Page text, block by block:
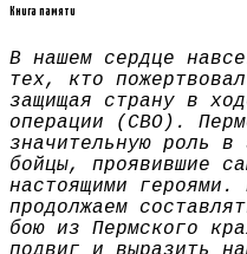
Книга памяти
В нашем сердце
тех, кто
защищая страну в
операции (СВО).
значительную роль
бойцы, проявившие
настоящими
продолжаем
бою из Пермского